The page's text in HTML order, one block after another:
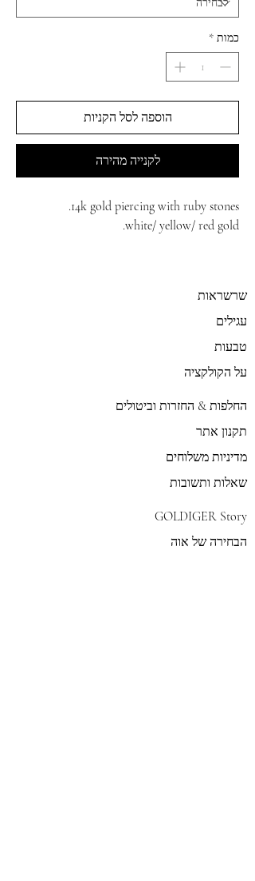
כמות *
הוספה לסל הקניות
לקנייה מהירה
14k gold piercing with ruby stones.
white/ yellow/ red gold.
שרשראות
עגילים
טבעות
על הקולקציה
החלפות & החזרות וביטולים
תקנון אתר
מדיניות משלוחים
שאלות ותשובות
GOLDIGER Story
הבחירה של אוה